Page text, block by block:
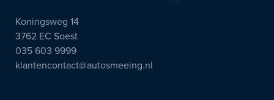
Koningsweg 14
3762 EC Soest
035 603 9999
klantencontact@autosmeeing.nl